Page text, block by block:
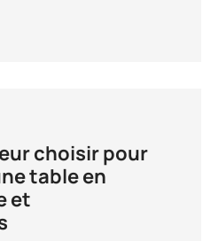
choisir pour
table en
et